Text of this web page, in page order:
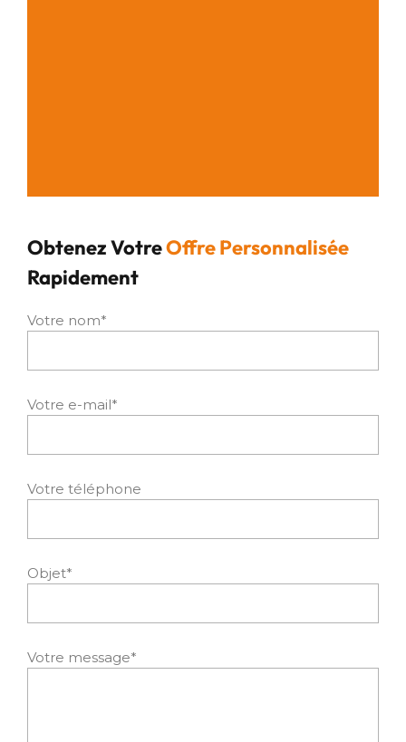
Obtenez VotreOffre Personnalisée
Rapidement
Votre nom*
Votre e-mail*
Votre téléphone
Objet*
Votre message*